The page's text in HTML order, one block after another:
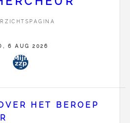
6 AUG 2026
HET BEROEP